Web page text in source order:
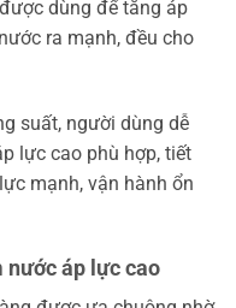
dùng để tăng áp
ra mạnh, đều cho
suất, người dùng dễ
lực cao phù hợp, tiết
mạnh, vận hành ổn
nước áp lực cao